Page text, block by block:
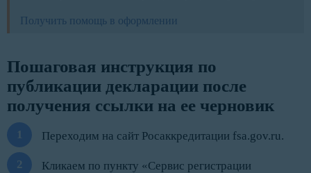
Получить помощь в оформлении
Пошаговая инструкция по
публикации декларации после
получения ссылки на ее черновик
Переходим на сайт Росаккредитации fsa.gov.ru.
Кликаем по пункту «Сервис регистрации